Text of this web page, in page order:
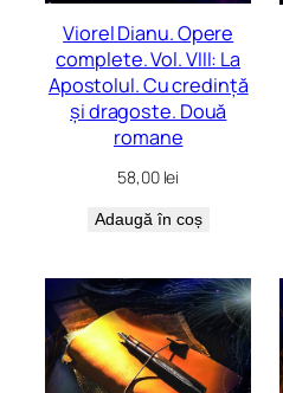
Viorel Dianu. Opere
complete. Vol. VIII: La
Apostolul. Cu credință
și dragoste. Două
romane
58,00 lei
Adaugă în coș